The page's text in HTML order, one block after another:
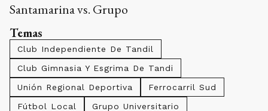
Santamarina vs. Grupo
Temas
Club Independiente De Tandil
Club Gimnasia Y Esgrima De Tandi
Unión Regional Deportiva
Ferrocarril Sud
Fútbol Local
Grupo Universitario